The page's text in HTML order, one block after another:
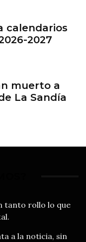
calendarios
2027
muerto a
La Sandía
tanto rollo lo que
a la noticia, sin